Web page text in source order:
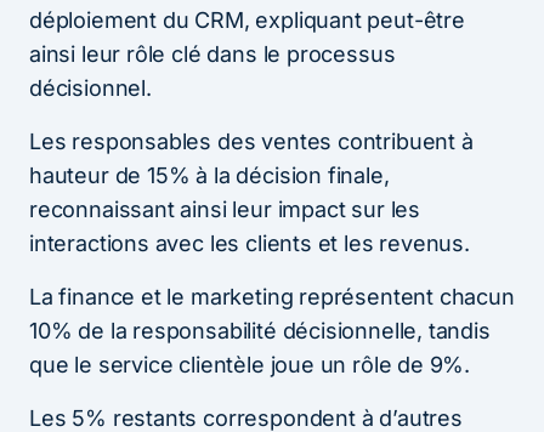
déploiement du CRM, expliquant peut-être
ainsi leur rôle clé dans le processus
décisionnel.
Les responsables des ventes contribuent à
hauteur de 15% à la décision finale,
reconnaissant ainsi leur impact sur les
interactions avec les clients et les revenus.
La finance et le marketing représentent chacun
10% de la responsabilité décisionnelle, tandis
que le service clientèle joue un rôle de 9%.
Les 5% restants correspondent à d’autres